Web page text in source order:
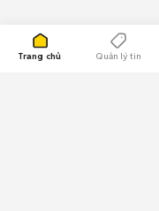
Trang chủ Quản lý tin